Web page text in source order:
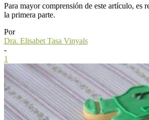
Para mayor comprensión de este artículo, es
la primera parte.
Por
Dra. Elisabet Tasa Vinyals
-
1